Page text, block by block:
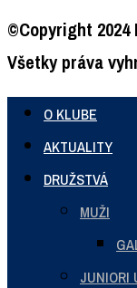
©Copyright 2024
Všetky práva
O KLUBE
AKTUALITY
DRUŽSTVÁ
MUŽI
JUNIORI